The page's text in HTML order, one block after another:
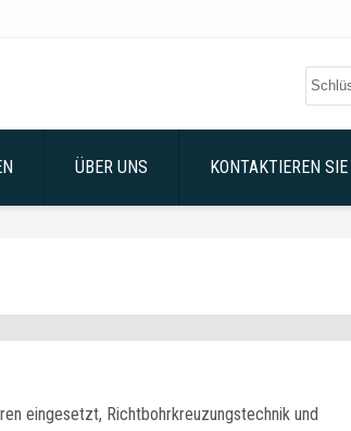
ÜBER UNS KONTAKTIEREN
eingesetzt, Richtbohrkreuzungstechnik und